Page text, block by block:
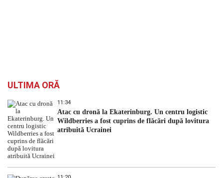
ULTIMA ORĂ
11:34
Atac cu dronă la Ekaterinburg. Un centru logistic
Wildberries a fost cuprins de flăcări după lovitura
atribuită Ucrainei